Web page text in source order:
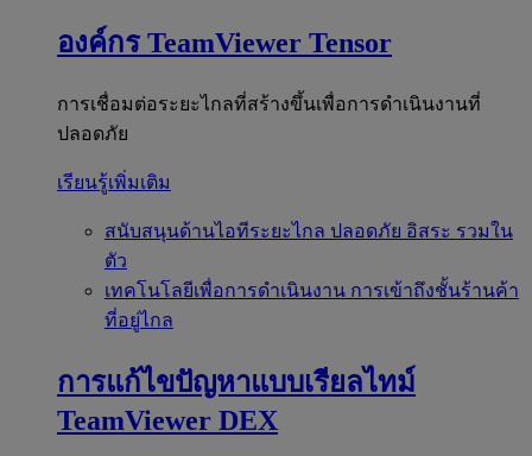
องค์กร TeamViewer Tensor
การเชื่อมต่อระยะไกลที่สร้างขึ้นเพื่อการดำเนินงานที่
ปลอดภัย
เรียนรู้เพิ่มเติม
สนับสนุนด้านไอทีระยะไกล ปลอดภัย อิสระ รวมใน
ตัว
เทคโนโลยีเพื่อการดำเนินงาน การเข้าถึงชั้นร้านค้า
ที่อยู่ไกล
การแก้ไขปัญหาแบบเรียลไทม์
TeamViewer DEX